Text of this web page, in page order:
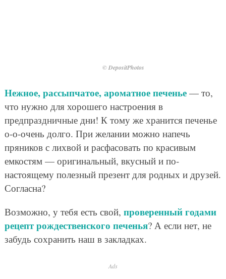
© DepositPhotos
Нежное, рассыпчатое, ароматное печенье— то,
что нужно для хорошего настроения в
предпраздничные дни! К тому же хранится печенье
о-о-очень долго. При желании можно напечь
пряников с лихвой и расфасовать по красивым
емкостям — оригинальный, вкусный и по-
настоящему полезный презент для родных и друзей.
Согласна?
Возможно, у тебя есть свой, проверенный годами
рецепт рождественского печенья? А если нет, не
забудь сохранить наш в закладках.
Ads